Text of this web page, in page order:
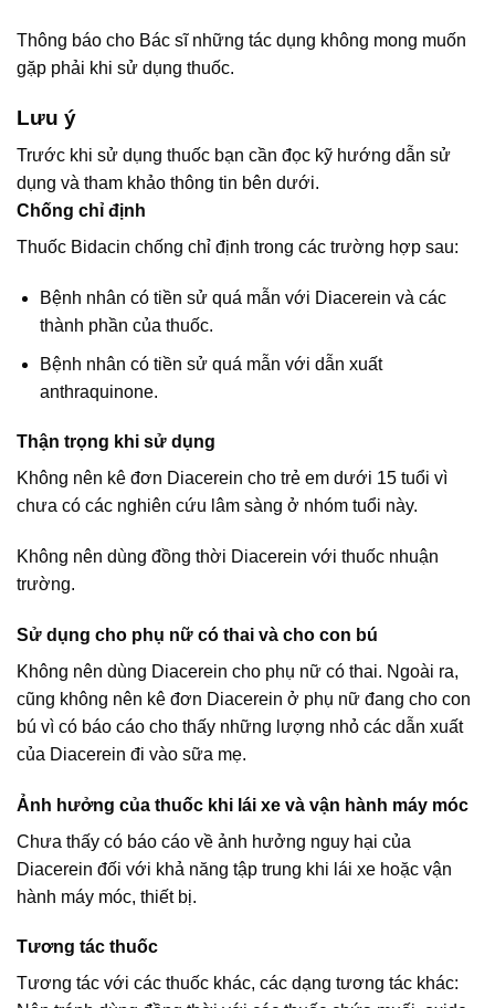
Thông báo cho Bác sĩ những tác dụng không mong muốn
gặp phải khi sử dụng thuốc.
Lưu ý
Trước khi sử dụng thuốc bạn cần đọc kỹ hướng dẫn sử
dụng và tham khảo thông tin bên dưới.
Chống chỉ định
Thuốc Bidacin chống chỉ định trong các trường hợp sau:
Bệnh nhân có tiền sử quá mẫn với Diacerein và các
thành phần của thuốc.
Bệnh nhân có tiền sử quá mẫn với dẫn xuất
anthraquinone.
Thận trọng khi sử dụng
Không nên kê đơn Diacerein cho trẻ em dưới 15 tuổi vì
chưa có các nghiên cứu lâm sàng ở nhóm tuổi này.
Không nên dùng đồng thời Diacerein với thuốc nhuận
trường.
Sử dụng cho phụ nữ có thai và cho con bú
Không nên dùng Diacerein cho phụ nữ có thai. Ngoài ra,
cũng không nên kê đơn Diacerein ở phụ nữ đang cho con
bú vì có báo cáo cho thấy những lượng nhỏ các dẫn xuất
của Diacerein đi vào sữa mẹ.
Ảnh hưởng của thuốc khi lái xe và vận hành máy móc
Chưa thấy có báo cáo về ảnh hưởng nguy hại của
Diacerein đối với khả năng tập trung khi lái xe hoặc vận
hành máy móc, thiết bị.
Tương tác thuốc
Tương tác với các thuốc khác, các dạng tương tác khác: